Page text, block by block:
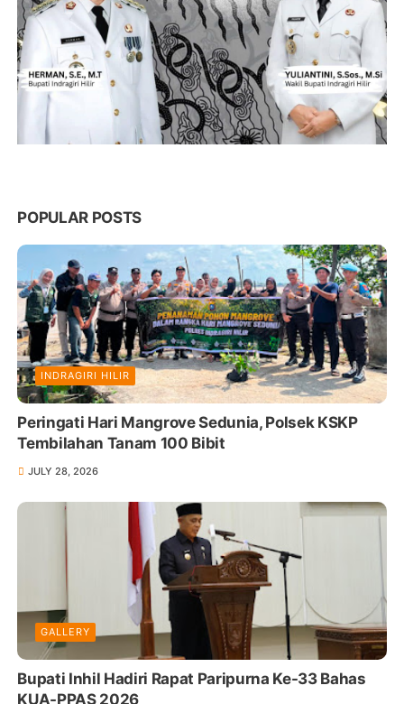
POPULAR POSTS
INDRAGIRI HILIR
Peringati Hari Mangrove Sedunia, Polsek KSKP
Tembilahan Tanam 100 Bibit
JULY 28, 2026
GALLERY
Bupati Inhil Hadiri Rapat Paripurna Ke-33 Bahas
KUA-PPAS 2026